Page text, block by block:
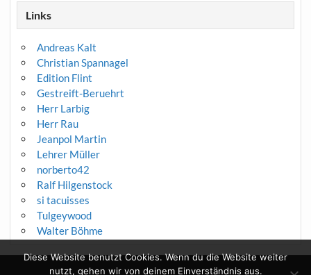
Links
Andreas Kalt
Christian Spannagel
Edition Flint
Gestreift-Beruehrt
Herr Larbig
Herr Rau
Jeanpol Martin
Lehrer Müller
norberto42
Ralf Hilgenstock
si tacuisses
Tulgeywood
Walter Böhme
Diese Website benutzt Cookies. Wenn du die Website weiter
nutzt, gehen wir von deinem Einverständnis aus.